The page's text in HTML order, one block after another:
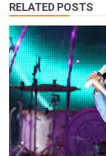
RELATED POSTS